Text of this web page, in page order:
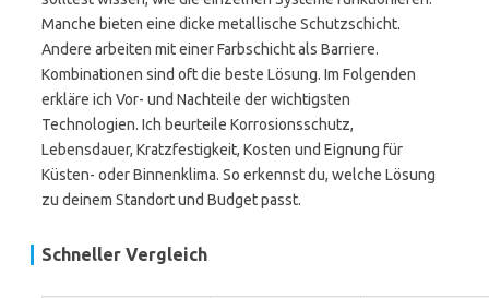
Manche bieten eine dicke metallische Schutzschicht.
Andere arbeiten mit einer Farbschicht als Barriere.
Kombinationen sind oft die beste Lösung. Im Folgenden
erkläre ich Vor- und Nachteile der wichtigsten
Technologien. Ich beurteile Korrosionsschutz,
Lebensdauer, Kratzfestigkeit, Kosten und Eignung für
Küsten- oder Binnenklima. So erkennst du, welche Lösung
zu deinem Standort und Budget passt.
Schneller Vergleich